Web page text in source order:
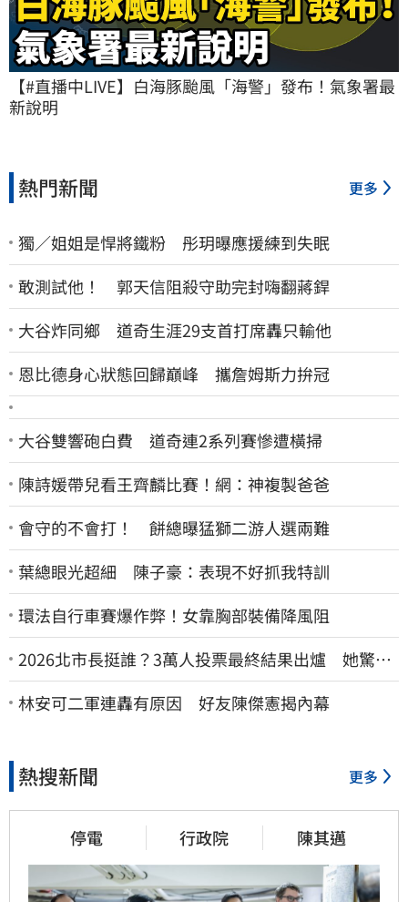
【#直播中LIVE】白海豚颱風「海警」發布！氣象署最
新說明
熱門新聞 更多
獨／姐姐是悍將鐵粉 彤玥曝應援練到失眠
敢測試他！ 郭天信阻殺守助完封嗨翻蔣銲
大谷炸同鄉 道奇生涯29支首打席轟只輸他
恩比德身心狀態回歸巔峰 攜詹姆斯力拚冠
大谷雙響砲白費 道奇連2系列賽慘遭橫掃
陳詩媛帶兒看王齊麟比賽！網：神複製爸爸
會守的不會打！ 餅總曝猛獅二游人選兩難
葉總眼光超細 陳子豪：表現不好抓我特訓
環法自行車賽爆作弊！女靠胸部裝備降風阻
2026北市長挺誰？3萬人投票最終結果出爐 她驚
喊：蔣萬安真該緊張了
林安可二軍連轟有原因 好友陳傑憲揭內幕
熱搜新聞 更多
停電 行政院 陳其邁